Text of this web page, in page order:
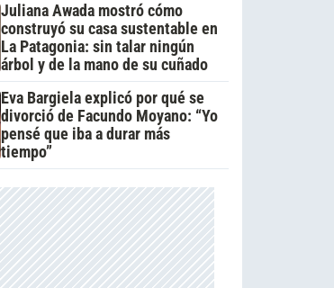
Juliana Awada mostró cómo
construyó su casa sustentable en
La Patagonia: sin talar ningún
árbol y de la mano de su cuñado
Eva Bargiela explicó por qué se
divorció de Facundo Moyano: “Yo
pensé que iba a durar más
tiempo”